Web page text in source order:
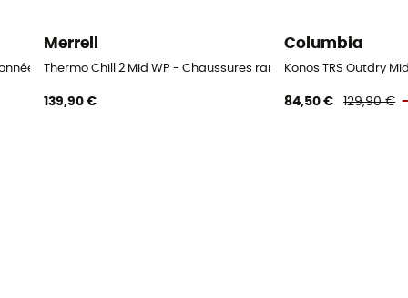
homme
Merrell
Thermo Chill 2 Mid WP - Chaussures randonnée homme
139,90 €
Columbia
Konos TRS Outdry
84,50 € 129,90 €